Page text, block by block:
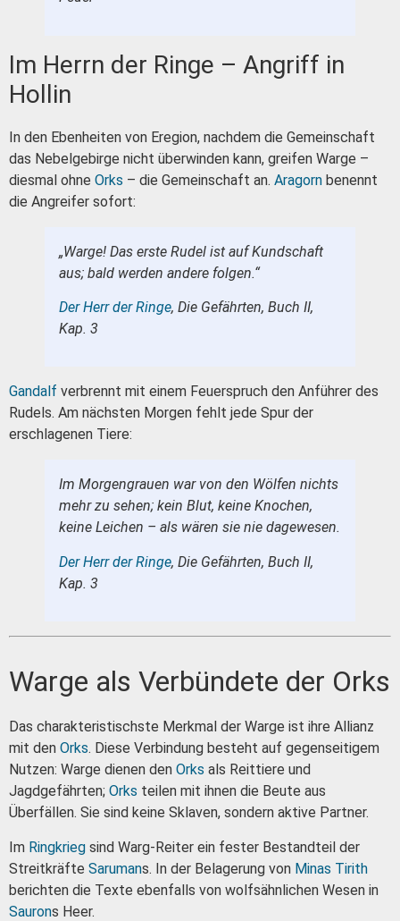
Im Herrn der Ringe – Angriff in
Hollin
In den Ebenheiten von Eregion, nachdem die Gemeinschaft
das Nebelgebirge nicht überwinden kann, greifen Warge –
diesmal ohne Orks – die Gemeinschaft an. Aragorn benennt
die Angreifer sofort:
„Warge! Das erste Rudel ist auf Kundschaft
aus; bald werden andere folgen.“
Der Herr der Ringe, Die Gefährten, Buch II,
Kap. 3
Gandalf verbrennt mit einem Feuerspruch den Anführer des
Rudels. Am nächsten Morgen fehlt jede Spur der
erschlagenen Tiere:
Im Morgengrauen war von den Wölfen nichts
mehr zu sehen; kein Blut, keine Knochen,
keine Leichen – als wären sie nie dagewesen.
Der Herr der Ringe, Die Gefährten, Buch II,
Kap. 3
Warge als Verbündete der Orks
Das charakteristischste Merkmal der Warge ist ihre Allianz
mit den Orks. Diese Verbindung besteht auf gegenseitigem
Nutzen: Warge dienen den Orks als Reittiere und
Jagdgefährten; Orks teilen mit ihnen die Beute aus
Überfällen. Sie sind keine Sklaven, sondern aktive Partner.
Im Ringkrieg sind Warg-Reiter ein fester Bestandteil der
Streitkräfte Sarumans. In der Belagerung von Minas Tirith
berichten die Texte ebenfalls von wolfsähnlichen Wesen in
Saurons Heer.